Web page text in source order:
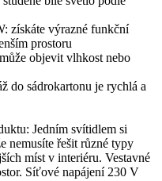
získáte výrazné funkční
prostoru
objevit vlhkost nebo
do sádrokartonu je rychlá a
Jedním svítidlem si
nemusíte řešit různé typy
míst v interiéru. Vestavné
Síťové napájení 230 V